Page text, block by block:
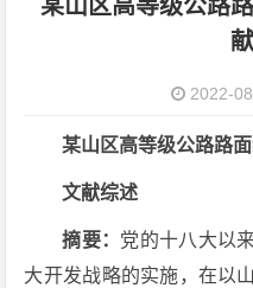
某山区高等级公路
2022-
某山区高等级公路路
文献综述
摘要： 党的十八大以
大开发战略的实施，在以